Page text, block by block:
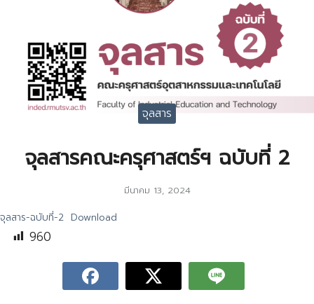
จุลสาร
จุลสารคณะครุศาสตร์ฯ ฉบับที่ 2
มีนาคม 13, 2024
จุลสาร-ฉบับที่-2 Download
960